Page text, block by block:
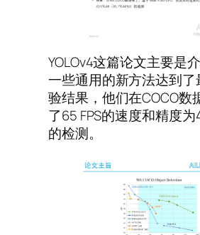
YOLOv4这篇论文主要是
一些通用的新方法达到了
验结果，他们在COCO数
了65 FPS的速度和精度
的检测。